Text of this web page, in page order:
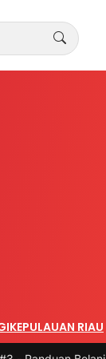
KEPULAUAN RIAU